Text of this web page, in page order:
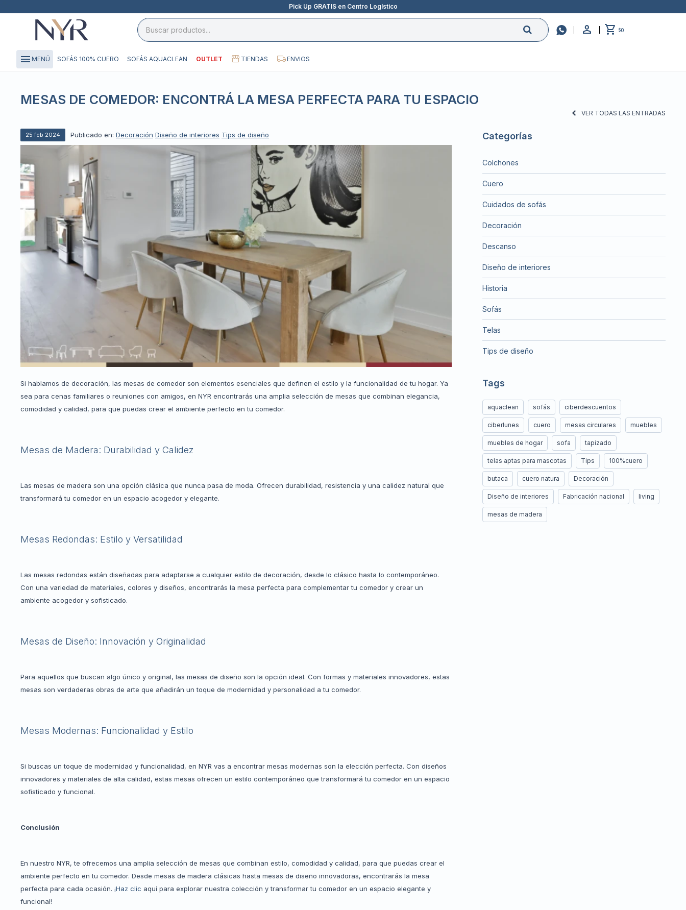
Pick Up GRATIS en Centro Logístico
 $0
menu MENÚ SOFÁS 100% CUERO SOFÁS AQUACLEAN OUTLET TIENDAS ENVIOS
MESAS DE COMEDOR: ENCONTRÁ LA MESA PERFECTA PARA TU ESPACIO
VER TODAS LAS ENTRADAS
25 feb 2024 Publicado en: Decoración Diseño de interiores Tips de diseño
Si hablamos de decoración, las mesas de comedor son elementos esenciales que definen el estilo y la funcionalidad de tu hogar. Ya
sea para cenas familiares o reuniones con amigos, en NYR encontrarás una amplia selección de mesas que combinan elegancia,
comodidad y calidad, para que puedas crear el ambiente perfecto en tu comedor.
Mesas de Madera: Durabilidad y Calidez
Las mesas de madera son una opción clásica que nunca pasa de moda. Ofrecen durabilidad, resistencia y una calidez natural que
transformará tu comedor en un espacio acogedor y elegante.
Mesas Redondas: Estilo y Versatilidad
Las mesas redondas están diseñadas para adaptarse a cualquier estilo de decoración, desde lo clásico hasta lo contemporáneo.
Con una variedad de materiales, colores y diseños, encontrarás la mesa perfecta para complementar tu comedor y crear un
ambiente acogedor y sofisticado.
Mesas de Diseño: Innovación y Originalidad
Para aquellos que buscan algo único y original, las mesas de diseño son la opción ideal. Con formas y materiales innovadores, estas
mesas son verdaderas obras de arte que añadirán un toque de modernidad y personalidad a tu comedor.
Mesas Modernas: Funcionalidad y Estilo
Si buscas un toque de modernidad y funcionalidad, en NYR vas a encontrar mesas modernas son la elección perfecta. Con diseños
innovadores y materiales de alta calidad, estas mesas ofrecen un estilo contemporáneo que transformará tu comedor en un espacio
sofisticado y funcional.
Conclusión
En nuestro NYR, te ofrecemos una amplia selección de mesas que combinan estilo, comodidad y calidad, para que puedas crear el
ambiente perfecto en tu comedor. Desde mesas de madera clásicas hasta mesas de diseño innovadoras, encontrarás la mesa
perfecta para cada ocasión. ¡Haz clic aquí para explorar nuestra colección y transformar tu comedor en un espacio elegante y
funcional!
Categorías
Colchones
Cuero
Cuidados de sofás
Decoración
Descanso
Diseño de interiores
Historia
Sofás
Telas
Tips de diseño
Tags
aquaclean sofás ciberdescuentos
ciberlunes cuero mesas circulares muebles
muebles de hogar sofa tapizado
telas aptas para mascotas Tips 100%cuero
butaca cuero natura Decoración
Diseño de interiores Fabricación nacional living
mesas de madera
close